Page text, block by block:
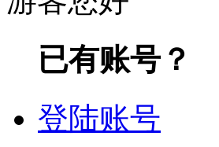
已有账号？
登陆账号